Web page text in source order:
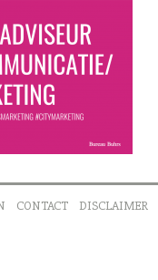
CONTACT DISCLAIMER